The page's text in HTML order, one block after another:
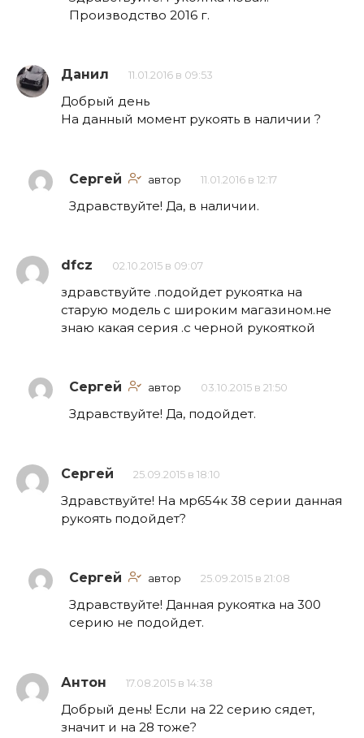
Производство 2016 г.
Данил 11.01.2016 в 09:53
Добрый день
На данный момент рукоять в наличии ?
Сергей автор 11.01.2016 в 12:17
Здравствуйте! Да, в наличии.
dfcz 02.10.2015 в 09:07
здравствуйте .подойдет рукоятка на
старую модель с широким магазином.не
знаю какая серия .с черной рукояткой
Сергей автор 03.10.2015 в 21:50
Здравствуйте! Да, подойдет.
Сергей 25.09.2015 в 18:10
Здравствуйте! На мр654к 38 серии данная
рукоять подойдет?
Сергей автор 25.09.2015 в 21:08
Здравствуйте! Данная рукоятка на 300
серию не подойдет.
Антон 17.08.2015 в 14:38
Добрый день! Если на 22 серию сядет,
значит и на 28 тоже?